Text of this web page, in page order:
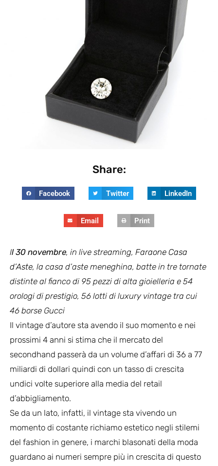
Share:
Facebook Twitter LinkedIn
Email Print
Il 30 novembre, in live streaming, Faraone Casa
d’Aste, la casa d’aste meneghina, batte in tre tornate
distinte al fianco di 95 pezzi di alta gioielleria e 54
orologi di prestigio, 56 lotti di luxury vintage tra cui
46 borse Gucci
Il vintage d’autore sta avendo il suo momento e nei
prossimi 4 anni si stima che il mercato del
secondhand passerà da un volume d’affari di 36 a 77
miliardi di dollari quindi con un tasso di crescita
undici volte superiore alla media del retail
d’abbigliamento.
Se da un lato, infatti, il vintage sta vivendo un
momento di costante richiamo estetico negli stilemi
del fashion in genere, i marchi blasonati della moda
guardano ai numeri sempre più in crescita di questo